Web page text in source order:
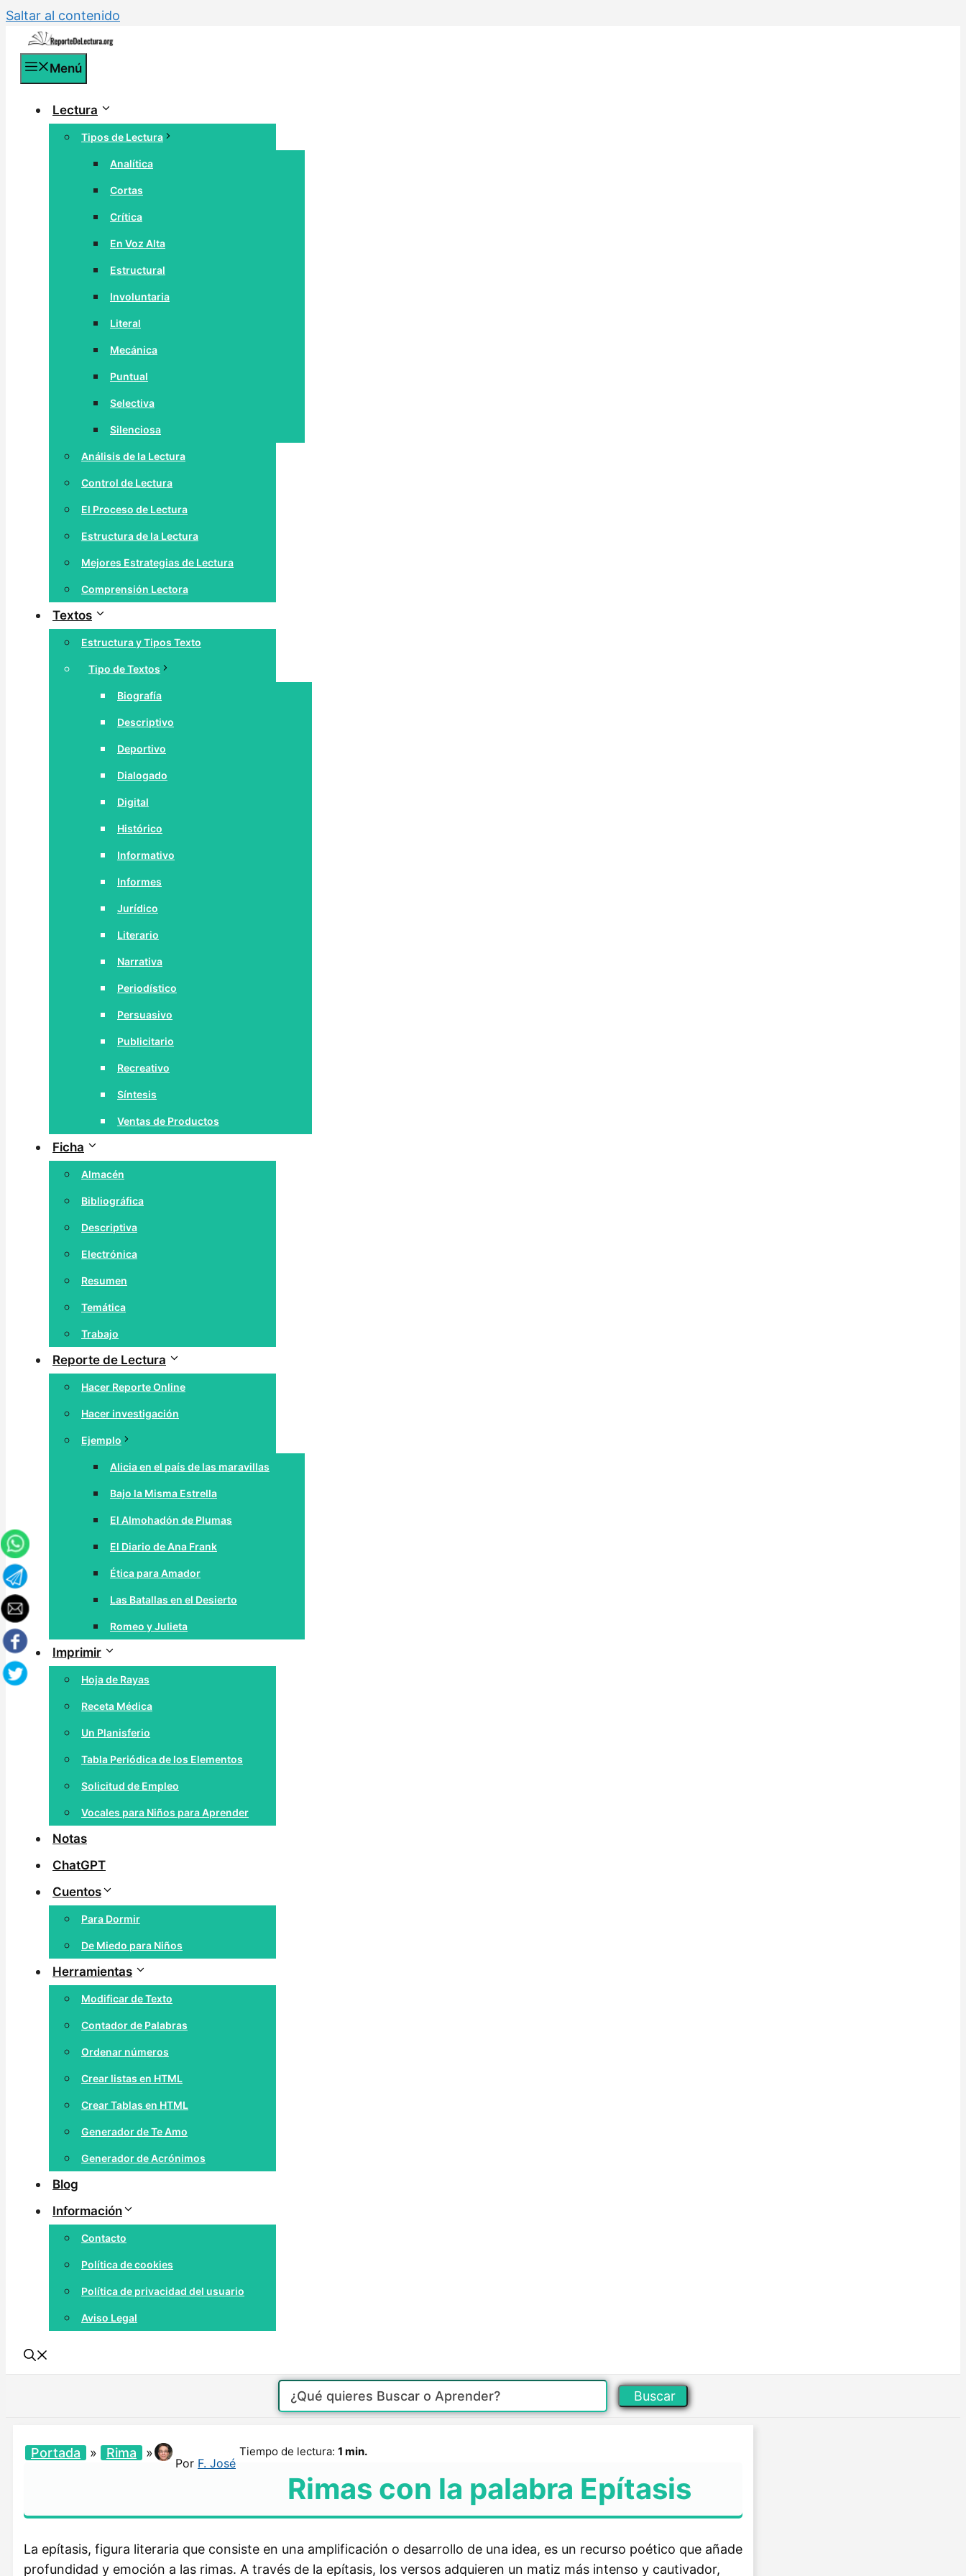
Saltar al contenido
Menú
Lectura
Tipos de Lectura
Analítica
Cortas
Crítica
En Voz Alta
Estructural
Involuntaria
Literal
Mecánica
Puntual
Selectiva
Silenciosa
Análisis de la Lectura
Control de Lectura
El Proceso de Lectura
Estructura de la Lectura
Mejores Estrategias de Lectura
Comprensión Lectora
Textos
Estructura y Tipos Texto
Tipo de Textos
Biografía
Descriptivo
Deportivo
Dialogado
Digital
Histórico
Informativo
Informes
Jurídico
Literario
Narrativa
Periodístico
Persuasivo
Publicitario
Recreativo
Síntesis
Ventas de Productos
Ficha
Almacén
Bibliográfica
Descriptiva
Electrónica
Resumen
Temática
Trabajo
Reporte de Lectura
Hacer Reporte Online
Hacer investigación
Ejemplo
Alicia en el país de las maravillas
Bajo la Misma Estrella
El Almohadón de Plumas
El Diario de Ana Frank
Ética para Amador
Las Batallas en el Desierto
Romeo y Julieta
Imprimir
Hoja de Rayas
Receta Médica
Un Planisferio
Tabla Periódica de los Elementos
Solicitud de Empleo
Vocales para Niños para Aprender
Notas
ChatGPT
Cuentos
Para Dormir
De Miedo para Niños
Herramientas
Modificar de Texto
Contador de Palabras
Ordenar números
Crear listas en HTML
Crear Tablas en HTML
Generador de Te Amo
Generador de Acrónimos
Blog
Información
Contacto
Política de cookies
Política de privacidad del usuario
Aviso Legal
Buscar
Portada » Rima »
Por F. José
Tiempo de lectura: 1 min.
Rimas con la palabra Epítasis
La epítasis, figura literaria que consiste en una amplificación o desarrollo de una idea, es un recurso poético que añade
profundidad y emoción a las rimas. A través de la epítasis, los versos adquieren un matiz más intenso y cautivador,